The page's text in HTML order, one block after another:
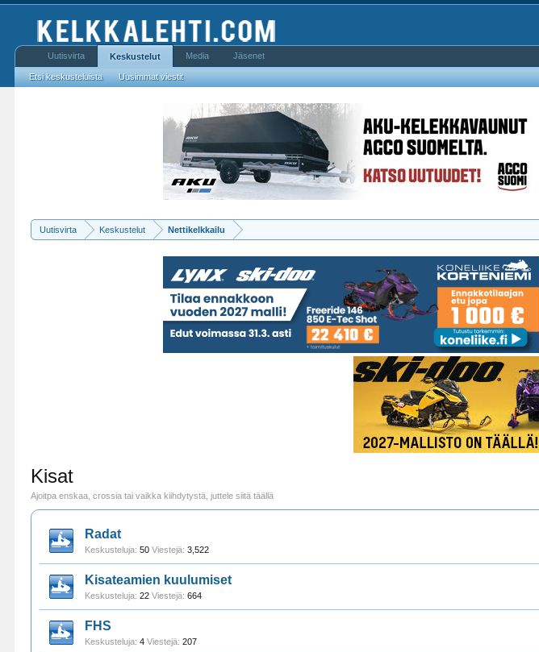
Uutisvirta Keskustelut Nettikelkkailu
Kisat
Ajoitpa enskaa, crossia tai vaikka kiihdytystä, juttele siitä täällä
Radat
Keskusteluja: 50 Viestejä: 3,522
Kisateamien kuulumiset
Keskusteluja: 22 Viestejä: 664
FHS
Keskusteluja: 4 Viestejä: 207
Uutisvirta Keskustelut
Etsi keskusteluista Uusimmat viestit
Media Jäsenet